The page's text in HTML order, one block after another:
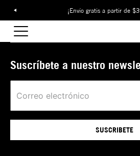
¡Envío gratis a partir de
NBA DRAFT DROP: LAS
CANCHA EN NEW ERA
Suscríbete a nuestro
SUSCRIBETE